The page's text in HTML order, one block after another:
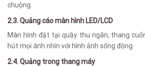
chuộng.
2.3. Quảng cáo màn hình LED/LCD
Màn hình đặt tại quầy thu ngân, thang
hút mọi ánh nhìn với hình ảnh sống động.
2.4. Quảng trong thang máy